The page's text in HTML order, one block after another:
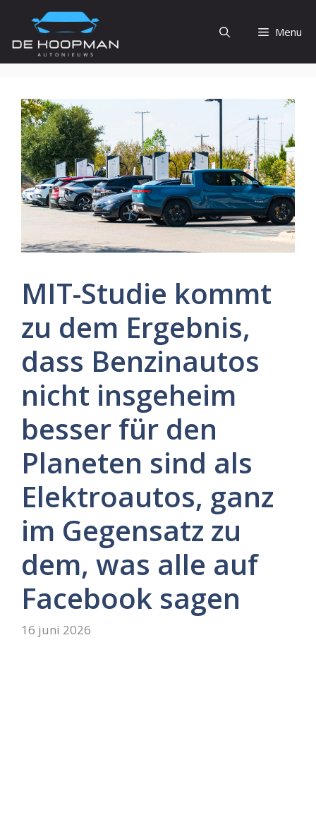
de
inhoud
Menu
MIT-Studie kommt
zu dem Ergebnis,
dass Benzinautos
nicht insgeheim
besser für den
Planeten sind als
Elektroautos, ganz
im Gegensatz zu
dem, was alle auf
Facebook sagen
16 juni 2026